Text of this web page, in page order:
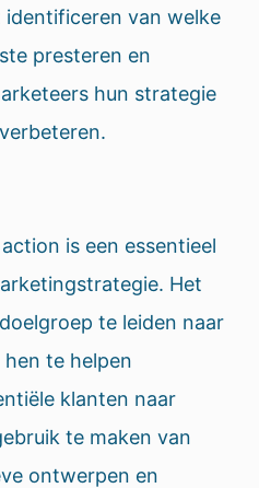
van welke
presteren en
hun strategie
is een essentieel
Het
te leiden naar
te helpen
klanten naar
te maken van
ontwerpen en